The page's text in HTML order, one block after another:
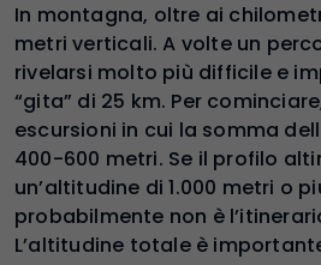
In montagna, oltre ai
metri verticali. A volte un
rivelarsi molto più difficile e
“gita” di 25 km. Per
escursioni in cui la somma
400-600 metri. Se il profilo
un’altitudine di 1.000 metri o
probabilmente non è
L’altitudine totale è